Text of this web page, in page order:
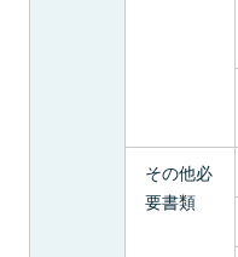
その他必
要書類